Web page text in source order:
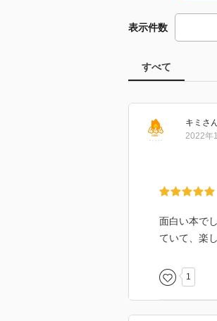
表示件数
すべて
キミ さ
2022年
面白い本で
ていて、楽
1